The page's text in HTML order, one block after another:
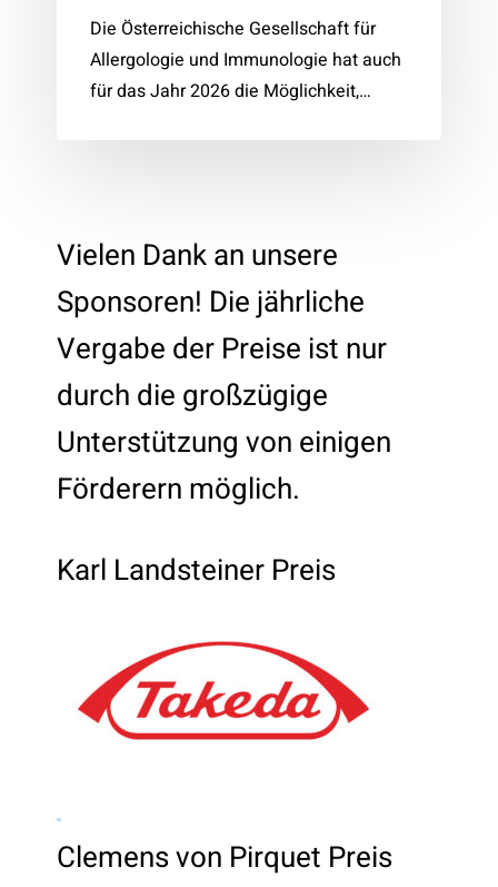
Die Österreichische Gesellschaft für
Allergologie und Immunologie hat auch
für das Jahr 2026 die Möglichkeit,…
Vielen Dank an unsere
Sponsoren! Die jährliche
Vergabe der Preise ist nur
durch die großzügige
Unterstützung von einigen
Förderern möglich.
Karl Landsteiner Preis
Clemens von Pirquet Preis